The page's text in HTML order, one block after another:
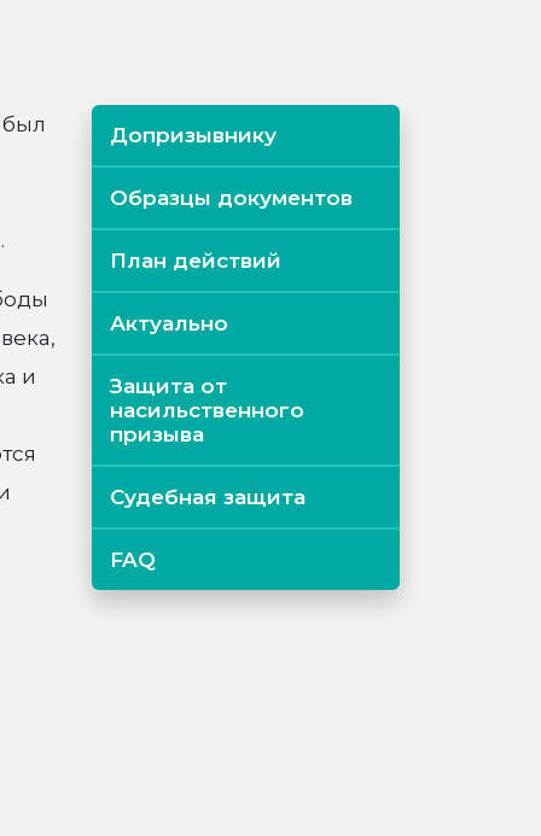
и
Допризывнику
Образцы документов
План действий
Актуально
Защита от
насильственного
призыва
Судебная защита
FAQ